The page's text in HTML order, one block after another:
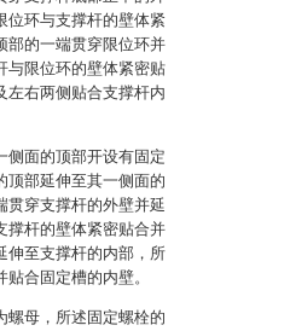
位环与支撑杆的壁体紧
部的一端贯穿限位环并
与限位环的壁体紧密贴
左右两侧贴合支撑杆内
侧面的顶部开设有固定
顶部延伸至其一侧面的
贯穿支撑杆的外壁并延
撑杆的壁体紧密贴合并
伸至支撑杆的内部，所
合固定槽的内壁。
螺母，所述固定螺栓的